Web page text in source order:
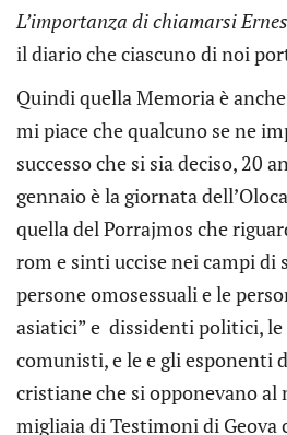
L’importanza di chiamarsi
il diario che ciascuno di noi
Quindi quella Memoria è
mi piace che qualcuno se ne
successo che si sia deciso, 20
gennaio è la giornata
quella del Porrajmos che
rom e sinti uccise nei campi
persone omosessuali e le
asiatici” e dissidenti politici,
comunisti, e le e gli esponenti
cristiane che si opponevano al
migliaia di Testimoni di Geova